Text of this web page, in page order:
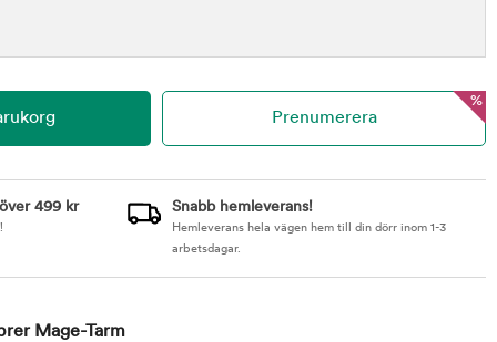
%
499 kr Snabb hemleverans!
Hemleverans hela vägen hem till din dörr inom 1-3
arbetsdagar.
Mage-Tarm